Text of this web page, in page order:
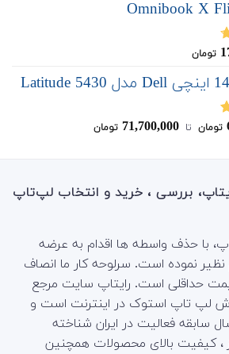
Omnibook X
تومان
تومان ‌ تا ‌ 71,700,000 تومان
بررسی ، خرید و انتخاب لپ‌تاپ
با حذف واسطه ها اقدام به عرضه
نظیر نموده است. سرلوحه کار ما انصاف
حداقلی است. رایتاپ سایت مرجع
لپ تاپ استوک در اینترنت است و
بیش از 10 سال سابقه فعالیت در ایران شناخته
، کیفیت بالای محصولات همچنین